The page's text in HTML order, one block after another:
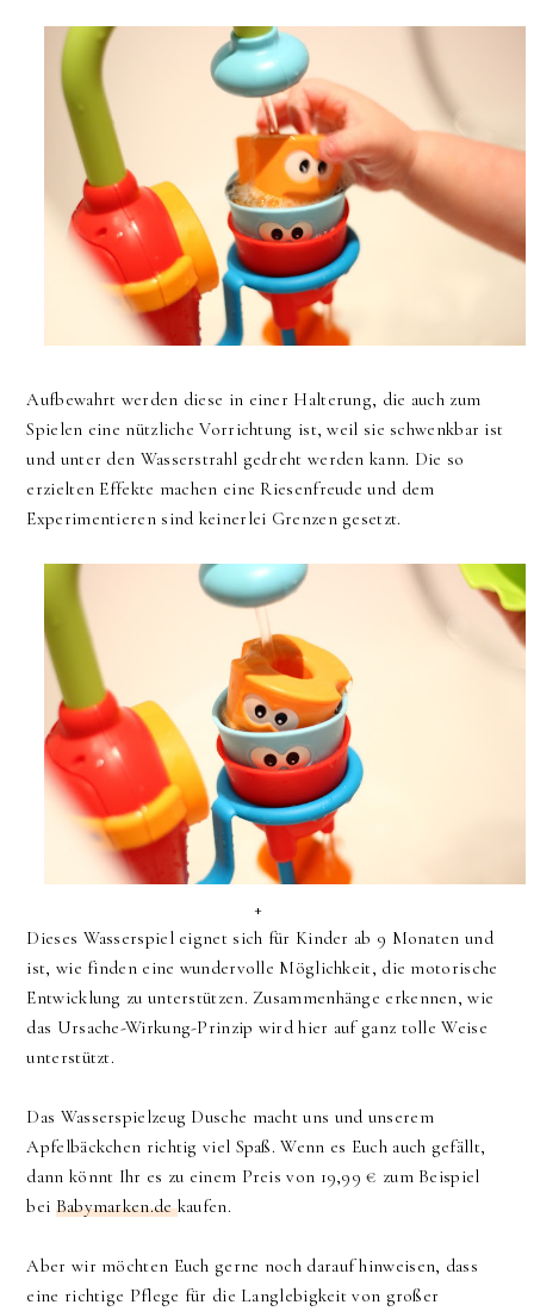
Aufbewahrt werden diese in einer Halterung, die auch zum
Spielen eine nützliche Vorrichtung ist, weil sie schwenkbar ist
und unter den Wasserstrahl gedreht werden kann. Die so
erzielten Effekte machen eine Riesenfreude und dem
Experimentieren sind keinerlei Grenzen gesetzt.
+
Dieses Wasserspiel eignet sich für Kinder ab 9 Monaten und
ist, wie finden eine wundervolle Möglichkeit, die motorische
Entwicklung zu unterstützen. Zusammenhänge erkennen, wie
das Ursache-Wirkung-Prinzip wird hier auf ganz tolle Weise
unterstützt.
Das Wasserspielzeug Dusche macht uns und unserem
Apfelbäckchen richtig viel Spaß. Wenn es Euch auch gefällt,
dann könnt Ihr es zu einem Preis von 19,99 € zum Beispiel
bei Babymarken.dekaufen.
Aber wir möchten Euch gerne noch darauf hinweisen, dass
eine richtige Pflege für die Langlebigkeit von großer